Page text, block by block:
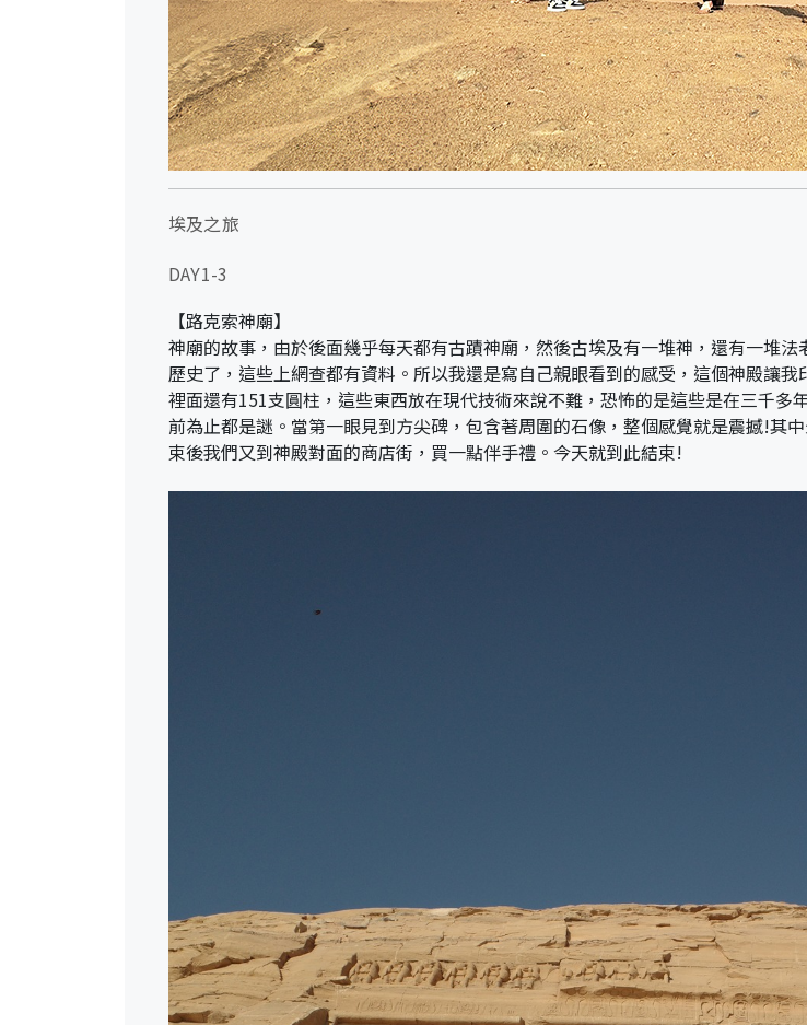
埃及之旅
DAY1-3
【路克索神廟】
神廟的故事，由於後面幾乎每天都有古蹟神廟，然後古埃及有一堆神，還有一堆
歷史了，這些上網查都有資料。所以我還是寫自己親眼看到的感受，這個神殿讓
裡面還有151支圓柱，這些東西放在現代技術來說不難，恐怖的是這些是在三千多
前為止都是謎。當第一眼見到方尖碑，包含著周圍的石像，整個感覺就是震撼!其
束後我們又到神殿對面的商店街，買一點伴手禮。今天就到此結束!